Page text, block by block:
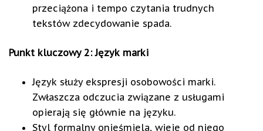
przeciążona i tempo czytania trudnych
tekstów zdecydowanie spada.
Punkt kluczowy 2: Język marki
Język służy ekspresji osobowości marki.
Zwłaszcza odczucia związane z usługami
opierają się głównie na języku.
Styl formalny onieśmiela, wieje od niego